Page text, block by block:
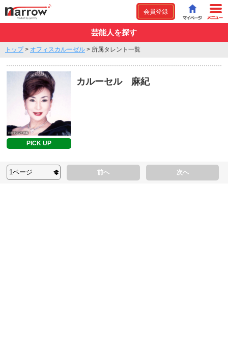
会員登録
芸能人を探す
トップ> オフィスカルーゼル > 所属タレント一覧
PICK UP
カルーセル 麻紀
前へ 次へ